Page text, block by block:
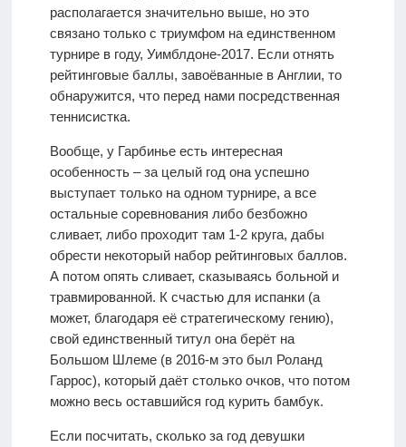
располагается значительно выше, но это
связано только с триумфом на единственном
турнире в году, Уимблдоне-2017. Если отнять
рейтинговые баллы, завоёванные в Англии, то
обнаружится, что перед нами посредственная
теннисистка.
Вообще, у Гарбинье есть интересная
особенность – за целый год она успешно
выступает только на одном турнире, а все
остальные соревнования либо безбожно
сливает, либо проходит там 1-2 круга, дабы
обрести некоторый набор рейтинговых баллов.
А потом опять сливает, сказываясь больной и
травмированной. К счастью для испанки (а
может, благодаря её стратегическому гению),
свой единственный титул она берёт на
Большом Шлеме (в 2016-м это был Роланд
Гаррос), который даёт столько очков, что потом
можно весь оставшийся год курить бамбук.
Если посчитать, сколько за год девушки